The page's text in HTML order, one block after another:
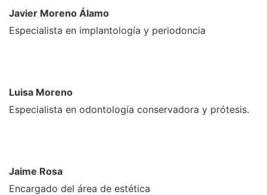
Javier Moreno Álamo
Especialista en implantología y periodoncia
Luisa Moreno
Especialista en odontología conservadora y prótesis.
Jaime Rosa
Encargado del área de estética